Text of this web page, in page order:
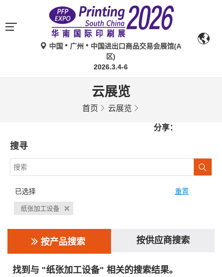
中国 广州
中国进出口商品交易会展馆(A
区)
2026.3.4-6
云展览
首页 云展览
分享：
搜寻
已选择 重置
纸张加工设备
按产品搜索 按供应商搜索
找到与 "纸张加工设备" 相关的搜索结果。